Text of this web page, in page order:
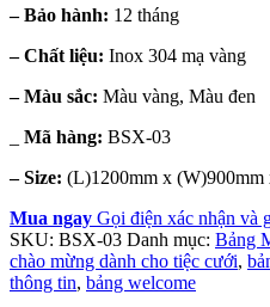
– Bảo hành: 12 tháng
– Chất liệu: Inox 304 mạ vàng
– Màu sắc: Màu vàng, Màu đen
Mã hàng: BSX-03
– Size: (L)1200mm x (W)900mm
Mua ngay Gọi điện xác nhận và
SKU: BSX-03 Danh mục: Bảng
chào mừng dành cho tiệc cưới,
thông tin, bảng welcome